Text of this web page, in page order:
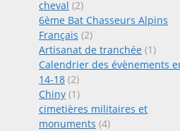
cheval (2)
6ème Bat Chasseurs Alpins
Français (2)
Artisanat de tranchée (1)
Calendrier des évènements
14-18 (2)
Chiny (1)
cimetières militaires et
monuments (4)